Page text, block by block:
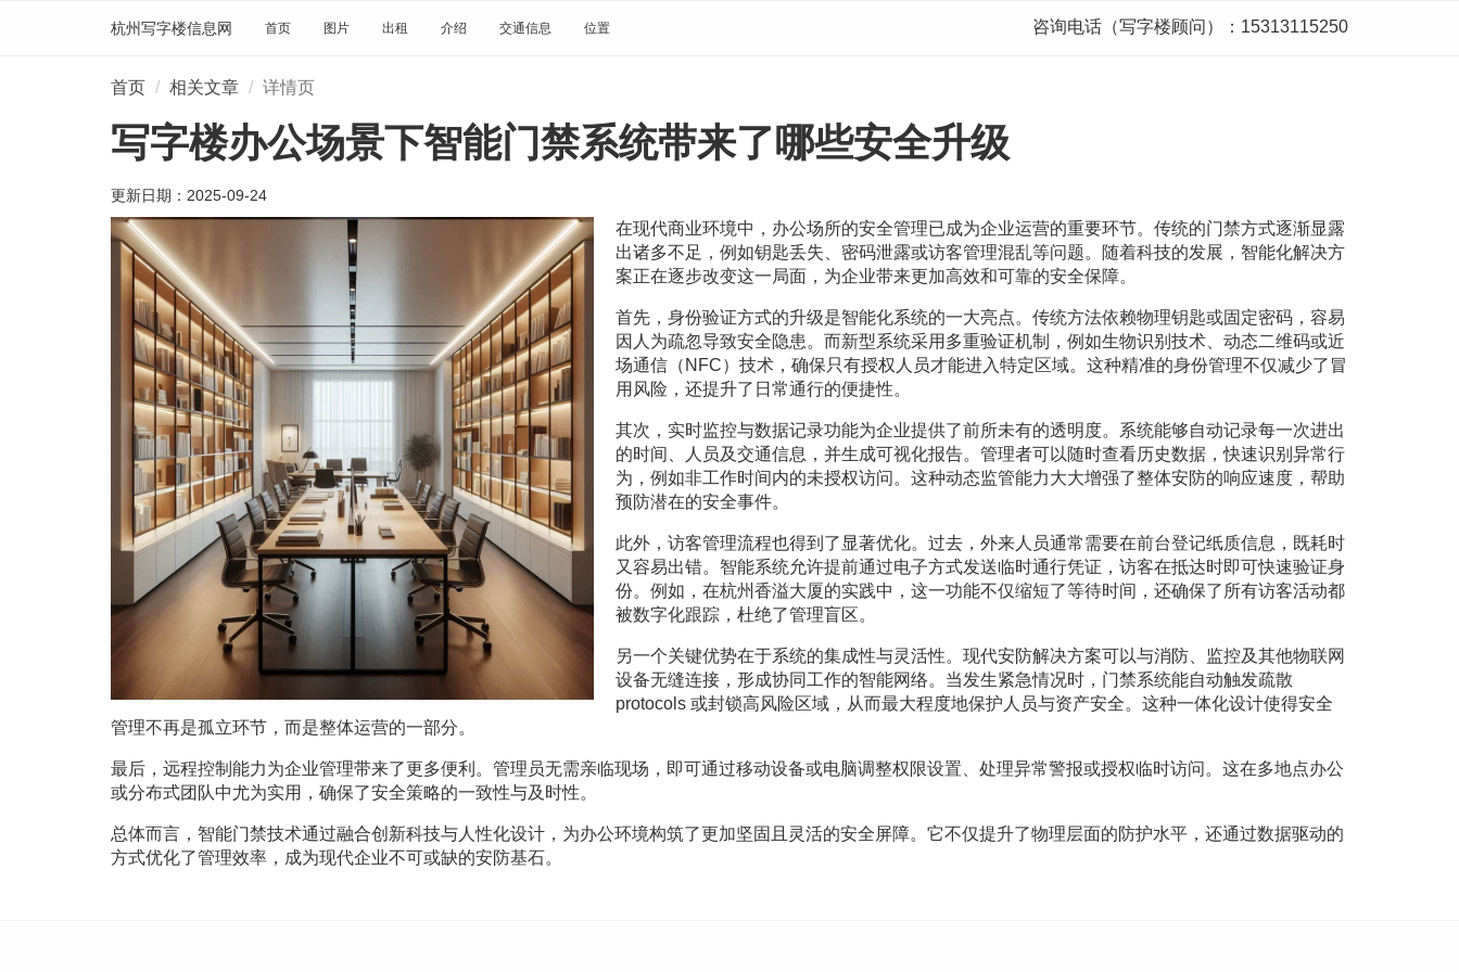
杭州写字楼信息网 首页 图片 出租 介绍 交通信息 位置 咨询电话（写字楼顾问）：15313115250
首页 相关文章 详情页
写字楼办公场景下智能门禁系统带来了哪些安全升级
更新日期： 2025-09-24
在现代商业环境中，办公场所的安全管理已成为企业运营的重要环节。传统的门禁方式逐渐显露
出诸多不足，例如钥匙丢失、密码泄露或访客管理混乱等问题。随着科技的发展，智能化解决方
案正在逐步改变这一局面，为企业带来更加高效和可靠的安全保障。
首先，身份验证方式的升级是智能化系统的一大亮点。传统方法依赖物理钥匙或固定密码，容易
因人为疏忽导致安全隐患。而新型系统采用多重验证机制，例如生物识别技术、动态二维码或近
场通信（NFC）技术，确保只有授权人员才能进入特定区域。这种精准的身份管理不仅减少了冒
用风险，还提升了日常通行的便捷性。
其次，实时监控与数据记录功能为企业提供了前所未有的透明度。系统能够自动记录每一次进出
的时间、人员及交通信息，并生成可视化报告。管理者可以随时查看历史数据，快速识别异常行
为，例如非工作时间内的未授权访问。这种动态监管能力大大增强了整体安防的响应速度，帮助
预防潜在的安全事件。
此外，访客管理流程也得到了显著优化。过去，外来人员通常需要在前台登记纸质信息，既耗时
又容易出错。智能系统允许提前通过电子方式发送临时通行凭证，访客在抵达时即可快速验证身
份。例如，在杭州香溢大厦的实践中，这一功能不仅缩短了等待时间，还确保了所有访客活动都
被数字化跟踪，杜绝了管理盲区。
另一个关键优势在于系统的集成性与灵活性。现代安防解决方案可以与消防、监控及其他物联网
设备无缝连接，形成协同工作的智能网络。当发生紧急情况时，门禁系统能自动触发疏散
protocols 或封锁高风险区域，从而最大程度地保护人员与资产安全。这种一体化设计使得安全
管理不再是孤立环节，而是整体运营的一部分。
最后，远程控制能力为企业管理带来了更多便利。管理员无需亲临现场，即可通过移动设备或电脑调整权限设置、处理异常警报或授权临时访问。这在多地点办公
或分布式团队中尤为实用，确保了安全策略的一致性与及时性。
总体而言，智能门禁技术通过融合创新科技与人性化设计，为办公环境构筑了更加坚固且灵活的安全屏障。它不仅提升了物理层面的防护水平，还通过数据驱动的
方式优化了管理效率，成为现代企业不可或缺的安防基石。